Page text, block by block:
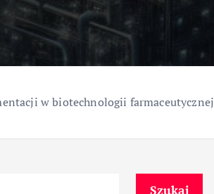
w biotechnologii farmaceutycznej
Szukaj